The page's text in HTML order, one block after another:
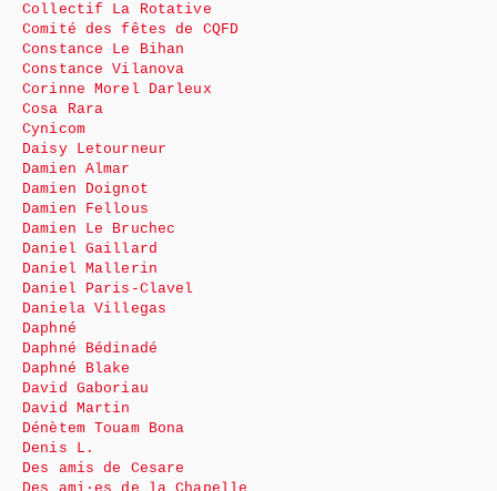
Collectif La Rotative
Comité des fêtes de CQFD
Constance Le Bihan
Constance Vilanova
Corinne Morel Darleux
Cosa Rara
Cynicom
Daisy Letourneur
Damien Almar
Damien Doignot
Damien Fellous
Damien Le Bruchec
Daniel Gaillard
Daniel Mallerin
Daniel Paris-Clavel
Daniela Villegas
Daphné
Daphné Bédinadé
Daphné Blake
David Gaboriau
David Martin
Dénètem Touam Bona
Denis L.
Des amis de Cesare